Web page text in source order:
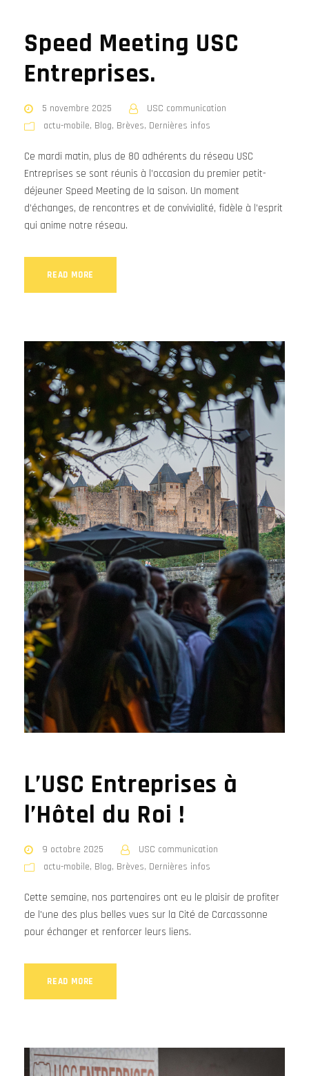
Speed Meeting USC
Entreprises.
5 novembre 2025
USC communication
actu-mobile, Blog, Brèves, Dernières infos
Ce mardi matin, plus de 80 adhérents du réseau USC
Entreprises se sont réunis à l’occasion du premier petit-
déjeuner Speed Meeting de la saison. Un moment
d’échanges, de rencontres et de convivialité, fidèle à l’esprit
qui anime notre réseau.
READ MORE
L’USC Entreprises à
l’Hôtel du Roi !
9 octobre 2025
USC communication
actu-mobile, Blog, Brèves, Dernières infos
Cette semaine, nos partenaires ont eu le plaisir de profiter
de l'une des plus belles vues sur la Cité de Carcassonne
pour échanger et renforcer leurs liens.
READ MORE